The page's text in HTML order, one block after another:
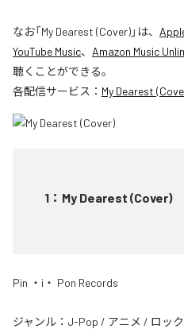
なお「My Dearest (Cover)」は、
YouTube Music、 Amazon Music
聴くことができる。
各配信サービス： My Dearest
1 ： My Dearest (Cover)
Pin ・i・ Pon Records
ジャンル： J-Pop / アニメ / ロック